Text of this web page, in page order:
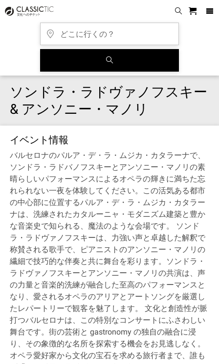
ソンドラ・ラドヴァノフスキー
& アンソニー・マノリ
イベント情報
バルセロナのパルア・デ・ラ・ムジカ・カタラーナで、
ソンドラ・ラドバノフスキーとアンソニー・マノリの素
晴らしいパフォーマンスによるオペラの輝きに満ちた忘
れられない一夜を体験してください。この活気ある都市
の中心部に位置するパルア・デ・ラ・ムジカ・カタラー
ナは、洗練されたカタルーニャ・モダニズム建築と豊か
な音楽史で知られる、魔法のような会場です。 ソンド
ラ・ラドヴァノフスキーは、力強い声と卓越した解釈で
称賛される歌手で、ピアニストのアンソニー・マノリの
繊細で技巧的な伴奏と共に舞台を彩ります。ソンドラ・
ラドヴァノフスキーとアンソニー・マノリの共演は、声
の力量と音楽的洗練が融合した至高のパフォーマンスと
なり、愛されるオペラのアリアとアートソングを厳選し
たレパートリーで観客を魅了します。 文化と創造性が脈
打つバルセロナは、この特別なコンサートにふさわしい
舞台です。街の芸術と gastronomy の独自の融合に浸
り、その象徴的な名所を探索する機会をお見逃しなく。
オペラ愛好家から文化の宝石を求める旅行者まで、誰も